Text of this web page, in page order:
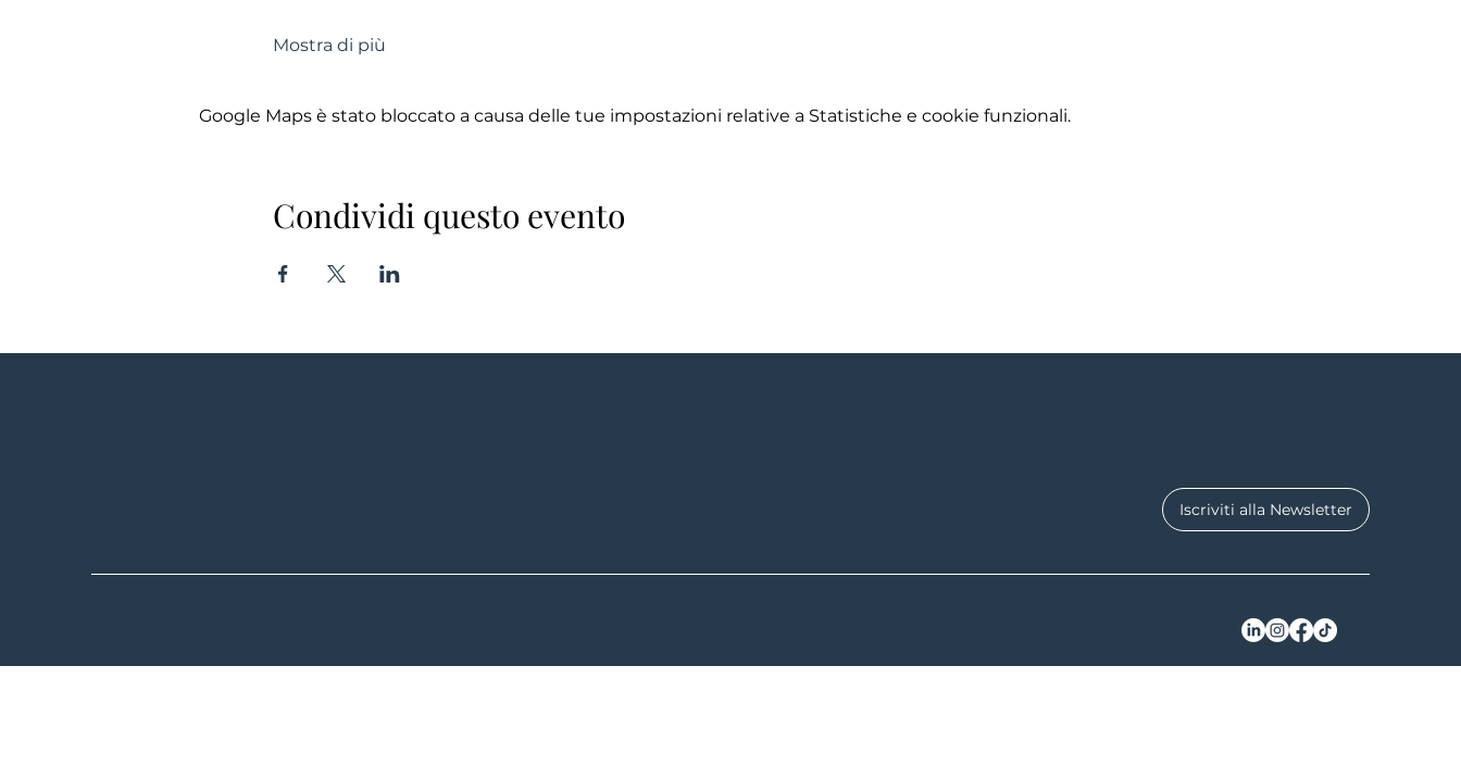
Mostra di più
Google Maps è stato bloccato a causa delle tue impostazioni relative a Statistiche e cookie funzionali.
Condividi questo evento
Iscriviti alla Newsletter